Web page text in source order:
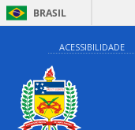
BRASIL
ACESSIBILIDADE